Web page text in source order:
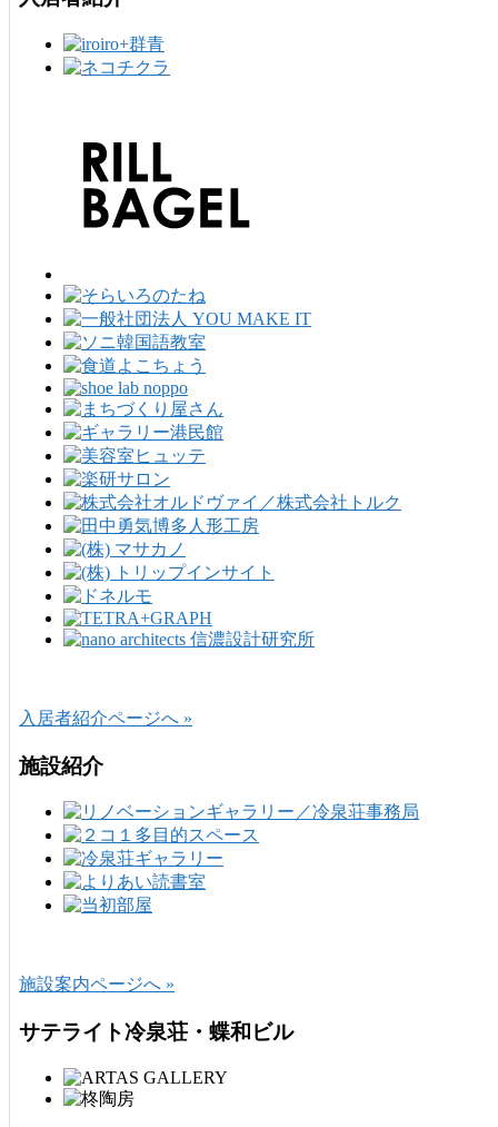
入居者紹介ページへ »
施設紹介
施設案内ページへ »
サテライト冷泉荘・蝶和ビル